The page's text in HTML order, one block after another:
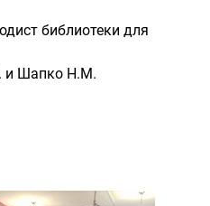
библиотеки для
и Шапко Н.М.